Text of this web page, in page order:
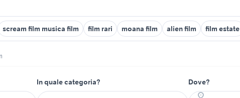
scream film musica film film rari moana film alien film film estate
In quale categoria? Dove?